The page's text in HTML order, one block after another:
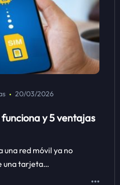
20/03/2026
funciona y 5 ventajas
una red móvil ya no
una tarjeta…